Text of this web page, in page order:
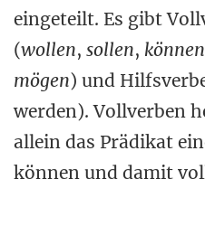
eingeteilt. Es gibt
(wollen, sollen, können
mögen) und
werden). Vollverben
allein das Prädikat
können und damit